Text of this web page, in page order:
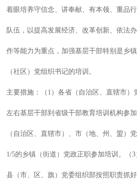
着眼培养守信念、讲奉献、有本领、重品
队伍，以提高发展经济、改革创新、依法
作等能力为重点，加强基层干部特别是乡
（社区）党组织书记的培训。
主要措施：（1）各省（自治区、直辖市）
左右基层干部到省级干部教育培训机构参
（自治区、直辖市）、市（地、州、盟）
1/5的乡镇（街道）党政正职参加培训。（3
县（市、区、旗）党委组织部按照职责抓